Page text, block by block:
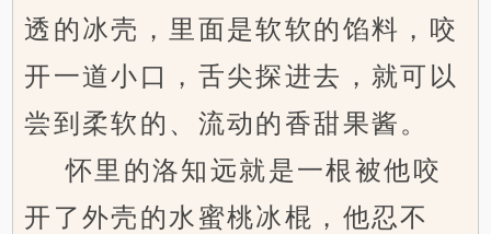
透的冰壳，里面是软软的馅料，咬
开一道小口，舌尖探进去，就可以
尝到柔软的、流动的香甜果酱。
怀里的洛知远就是一根被他咬
开了外壳的水蜜桃冰棍，他忍不